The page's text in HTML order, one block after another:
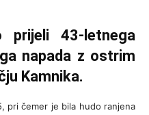
prijeli 43-letnega
napada z ostrim
Kamnika.
pri čemer je bila hudo ranjena